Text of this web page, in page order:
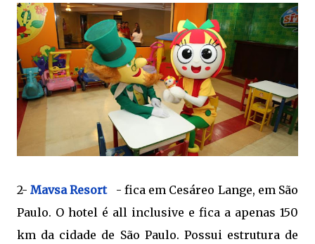
2- Mavsa Resort
- fica em Cesáreo Lange, em São
Paulo. O hotel é all inclusive e fica a apenas 150
km da cidade de São Paulo. Possui estrutura de